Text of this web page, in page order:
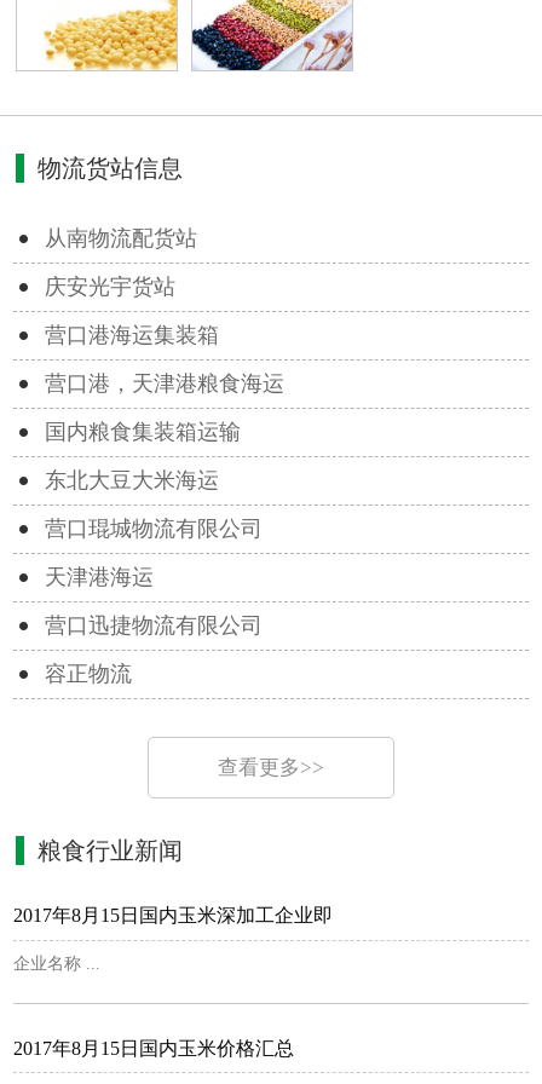
物流货站信息
从南物流配货站
庆安光宇货站
营口港海运集装箱
营口港，天津港粮食海运
国内粮食集装箱运输
东北大豆大米海运
营口琨城物流有限公司
天津港海运
营口迅捷物流有限公司
容正物流
查看更多>>
粮食行业新闻
2017年8月15日国内玉米深加工企业即
企业名称 ...
2017年8月15日国内玉米价格汇总